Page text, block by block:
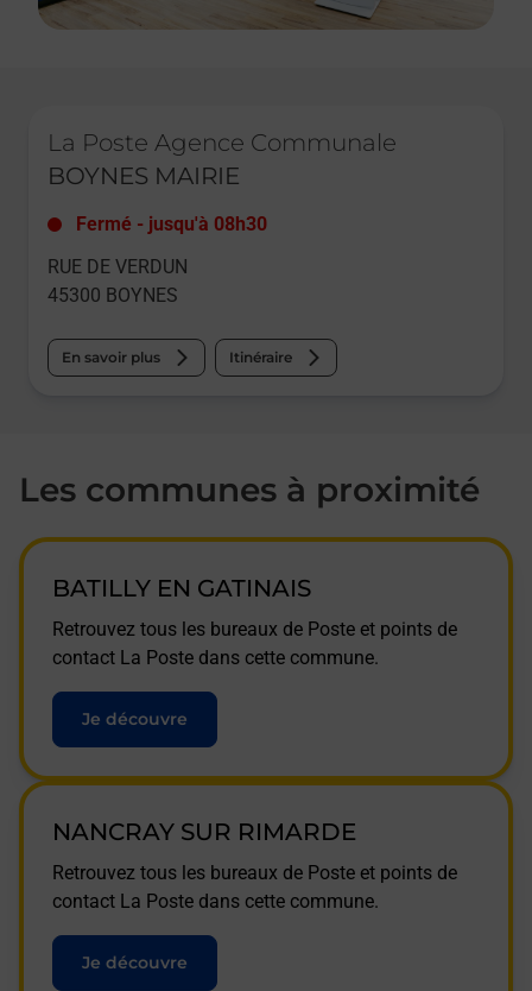
La Poste Agence Communale
BOYNES MAIRIE
Fermé - jusqu'à 08h30
RUE DE VERDUN
45300 BOYNES
En savoir plus Itinéraire
Les communes à proximité
BATILLY EN GATINAIS
Retrouvez tous les bureaux de Poste et points de
contact La Poste dans cette commune.
Je découvre
NANCRAY SUR RIMARDE
Retrouvez tous les bureaux de Poste et points de
contact La Poste dans cette commune.
Je découvre